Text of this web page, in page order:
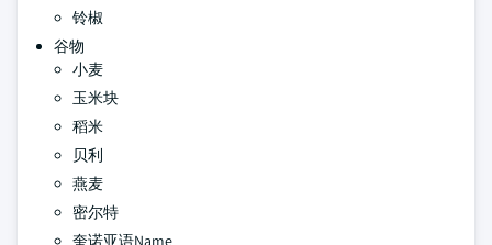
铃椒
谷物
小麦
玉米块
稻米
贝利
燕麦
密尔特
奎诺亚语Name